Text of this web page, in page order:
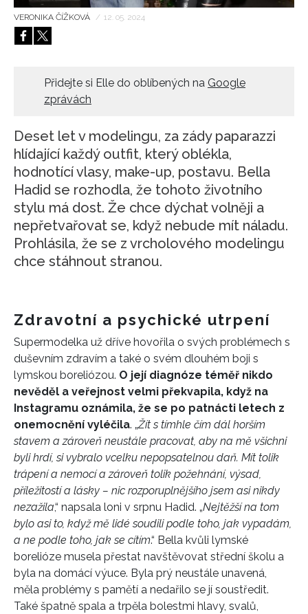
HOME
VERONIKA ČÍŽKOVÁ / 12. 05. 2024
Přidejte si Elle do oblíbených na Google
zprávách
Deset let v modelingu, za zády paparazzi
hlídající každý outfit, který oblékla,
hodnotící vlasy, make-up, postavu. Bella
Hadid se rozhodla, že tohoto životního
stylu má dost. Že chce dýchat volněji a
nepřetvařovat se, když nebude mít náladu.
Prohlásila, že se z vrcholového modelingu
chce stáhnout stranou.
Zdravotní a psychické utrpení
Supermodelka už dříve hovořila o svých problémech s
duševním zdravím a také o svém dlouhém boji s
lymskou boreliózou. O její diagnóze téměř nikdo
nevěděl a veřejnost velmi překvapila, když na
Instagramu oznámila, že se po patnácti letech z
onemocnění vyléčila. „Žít s tímhle čím dál horším
stavem a zároveň neustále pracovat, aby na mě všichni
byli hrdí, si vybralo vcelku nepopsatelnou daň. Mít tolik
trápení a nemocí a zároveň tolik požehnání, výsad,
příležitostí a lásky – nic rozporuplnějšího jsem asi nikdy
nezažila,“ napsala loni v srpnu Hadid. „Nejtěžší na tom
bylo asi to, když mě lidé soudili podle toho, jak vypadám,
a ne podle toho, jak se cítím.“ Bella kvůli lymské
borelióze musela přestat navštěvovat střední školu a
byla na domácí výuce. Byla prý neustále unavená,
měla problémy s pamětí a nedařilo se jí soustředit.
Také špatně spala a trpěla bolestmi hlavy, svalů,